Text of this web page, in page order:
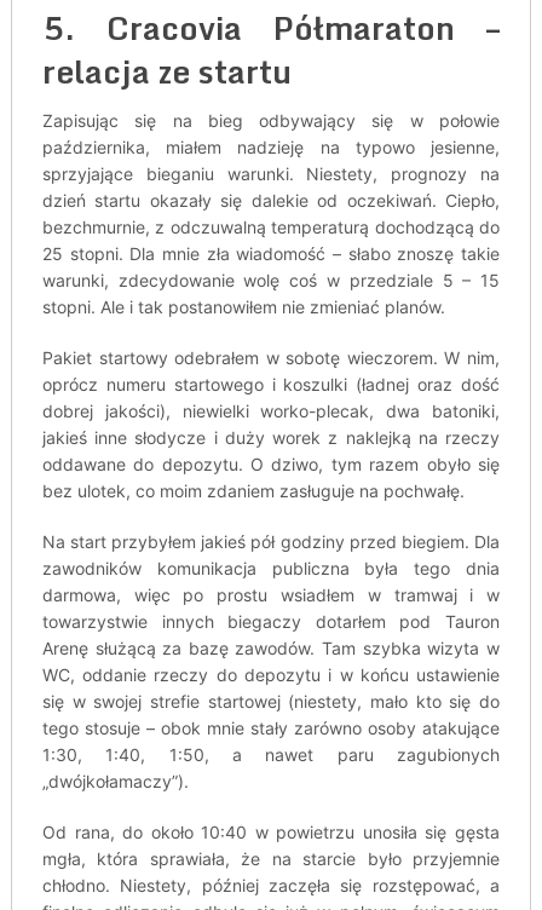
5. Cracovia Półmaraton –
relacja ze startu
Zapisując się na bieg odbywający się w połowie
października, miałem nadzieję na typowo jesienne,
sprzyjające bieganiu warunki. Niestety, prognozy na
dzień startu okazały się dalekie od oczekiwań. Ciepło,
bezchmurnie, z odczuwalną temperaturą dochodzącą do
25 stopni. Dla mnie zła wiadomość – słabo znoszę takie
warunki, zdecydowanie wolę coś w przedziale 5 – 15
stopni. Ale i tak postanowiłem nie zmieniać planów.
Pakiet startowy odebrałem w sobotę wieczorem. W nim,
oprócz numeru startowego i koszulki (ładnej oraz dość
dobrej jakości), niewielki worko-plecak, dwa batoniki,
jakieś inne słodycze i duży worek z naklejką na rzeczy
oddawane do depozytu. O dziwo, tym razem obyło się
bez ulotek, co moim zdaniem zasługuje na pochwałę.
Na start przybyłem jakieś pół godziny przed biegiem. Dla
zawodników komunikacja publiczna była tego dnia
darmowa, więc po prostu wsiadłem w tramwaj i w
towarzystwie innych biegaczy dotarłem pod Tauron
Arenę służącą za bazę zawodów. Tam szybka wizyta w
WC, oddanie rzeczy do depozytu i w końcu ustawienie
się w swojej strefie startowej (niestety, mało kto się do
tego stosuje – obok mnie stały zarówno osoby atakujące
1:30, 1:40, 1:50, a nawet paru zagubionych
„dwójkołamaczy”).
Od rana, do około 10:40 w powietrzu unosiła się gęsta
mgła, która sprawiała, że na starcie było przyjemnie
chłodno. Niestety, później zaczęła się rozstępować, a